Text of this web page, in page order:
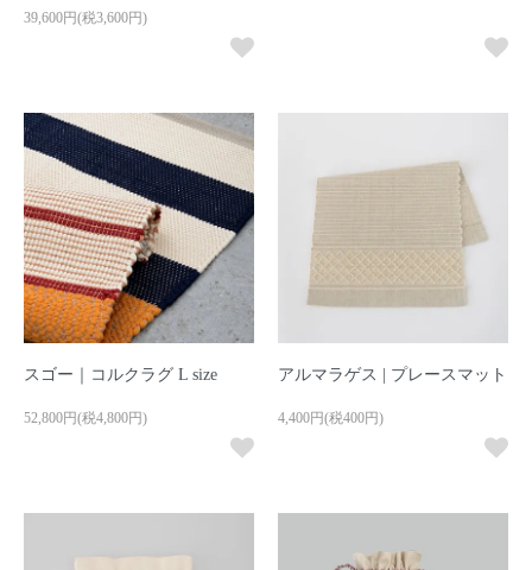
39,600円(税3,600円)
スゴー｜コルクラグ L size
52,800円(税4,800円)
アルマラゲス | プレースマット
4,400円(税400円)